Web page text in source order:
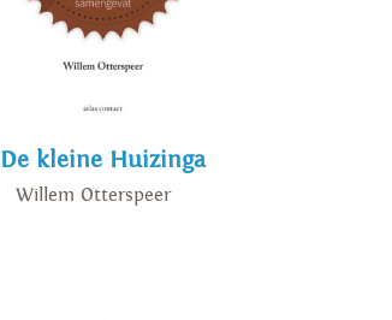
De kleine Huizinga
Willem Otterspeer